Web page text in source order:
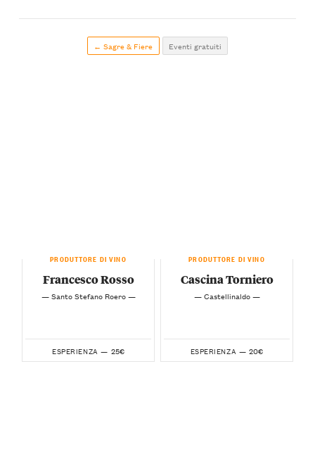
← Sagre & Fiere Eventi gratuiti
PRODUTTORE DI VINO
Francesco Rosso
— Santo Stefano Roero —
ESPERIENZA — 25€
PRODUTTORE DI VINO
Cascina Torniero
— Castellinaldo —
ESPERIENZA — 20€